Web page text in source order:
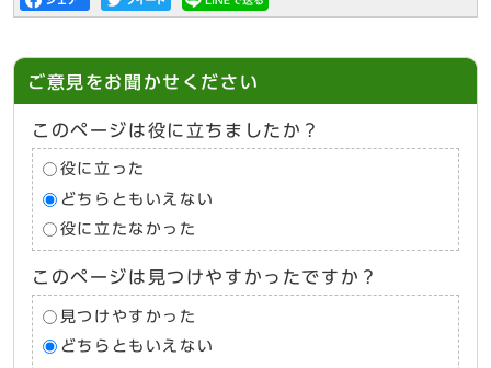
ご意見をお聞かせください
このページは役に立ちましたか？
役に立った
どちらともいえない
役に立たなかった
このページは見つけやすかったですか？
見つけやすかった
どちらともいえない